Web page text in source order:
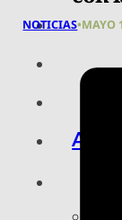
NOTICIAS•MAYO